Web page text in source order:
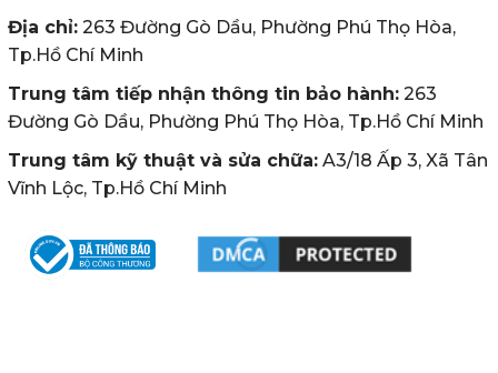
Địa chỉ: 263 Đường Gò Dầu, Phường Phú Thọ Hòa,
Tp.Hồ Chí Minh
Trung tâm tiếp nhận thông tin bảo hành: 263
Đường Gò Dầu, Phường Phú Thọ Hòa, Tp.Hồ Chí Minh
Trung tâm kỹ thuật và sửa chữa: A3/18 Ấp 3, Xã Tân
Vĩnh Lộc, Tp.Hồ Chí Minh